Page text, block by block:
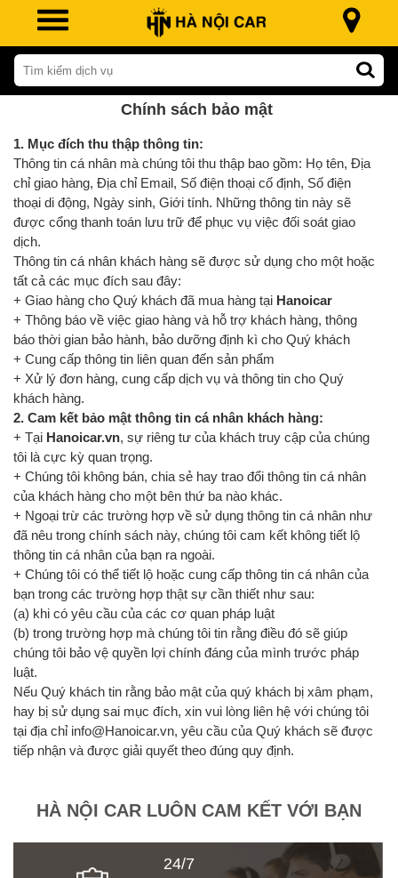
Chính sách bảo mật
1. Mục đích thu thập thông tin:
Thông tin cá nhân mà chúng tôi thu thập bao gồm: Họ tên, Địa
chỉ giao hàng, Địa chỉ Email, Số điện thoại cố định, Số điện
thoại di động, Ngày sinh, Giới tính. Những thông tin này sẽ
được cổng thanh toán lưu trữ để phục vụ việc đối soát giao
dịch.
Thông tin cá nhân khách hàng sẽ được sử dụng cho một hoặc
tất cả các mục đích sau đây:
+ Giao hàng cho Quý khách đã mua hàng tại Hanoicar
+ Thông báo về việc giao hàng và hỗ trợ khách hàng, thông
báo thời gian bảo hành, bảo dưỡng định kì cho Quý khách
+ Cung cấp thông tin liên quan đến sản phẩm
+ Xử lý đơn hàng, cung cấp dịch vụ và thông tin cho Quý
khách hàng.
2. Cam kết bảo mật thông tin cá nhân khách hàng:
+ Tại Hanoicar.vn, sự riêng tư của khách truy cập của chúng
tôi là cực kỳ quan trọng.
+ Chúng tôi không bán, chia sẻ hay trao đổi thông tin cá nhân
của khách hàng cho một bên thứ ba nào khác.
+ Ngoại trừ các trường hợp về sử dụng thông tin cá nhân như
đã nêu trong chính sách này, chúng tôi cam kết không tiết lộ
thông tin cá nhân của bạn ra ngoài.
+ Chúng tôi có thể tiết lộ hoặc cung cấp thông tin cá nhân của
bạn trong các trường hợp thật sự cần thiết như sau:
(a) khi có yêu cầu của các cơ quan pháp luật
(b) trong trường hợp mà chúng tôi tin rằng điều đó sẽ giúp
chúng tôi bảo vệ quyền lợi chính đáng của mình trước pháp
luật.
Nếu Quý khách tin rằng bảo mật của quý khách bị xâm phạm,
hay bị sử dụng sai mục đích, xin vui lòng liên hệ với chúng tôi
tại địa chỉ info@Hanoicar.vn, yêu cầu của Quý khách sẽ được
tiếp nhận và được giải quyết theo đúng quy định.
HÀ NỘI CAR LUÔN CAM KẾT VỚI BẠN
24/7